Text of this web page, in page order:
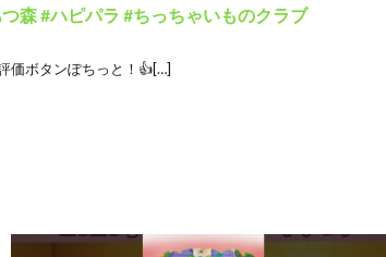
森 #ハピパラ #ちっちゃいものクラブ
価ボタンぽちっと！👍[…]